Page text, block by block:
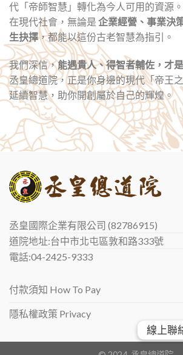
代「帝師智慧」轉化為今人可用的資源。
在現代社會，無論是 企業經營、事業決
生抉擇，都能以這份古老智慧為指引。
我們深信，能遇貴人、得智者輔佐，才
丞皇總道院，正是你身邊的現代「帝王
延續智慧，助你開創屬於自己的輝煌。
丞皇國際企業有限公司 (82786915)
道院地址:台中市北屯區敦和路333號
電話:04-2425-9333
付款須知 How To Pay
隱私權政策 Privacy
線上聯
線上聯